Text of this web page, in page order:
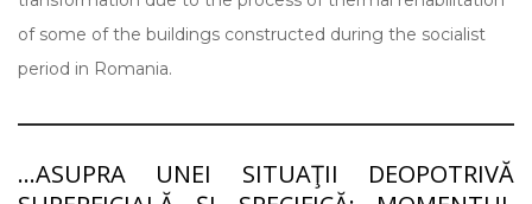
of some of the buildings constructed during the socialist
period in Romania.
…ASUPRA UNEI SITUAŢII DEOPOTRIVĂ